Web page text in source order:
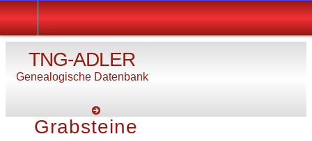
TNG-ADLER
Genealogische Datenbank
Grabsteine